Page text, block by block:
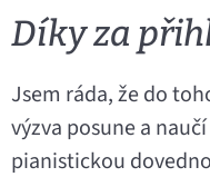
Díky za
Jsem ráda, že do
výzva posune a
pianistickou